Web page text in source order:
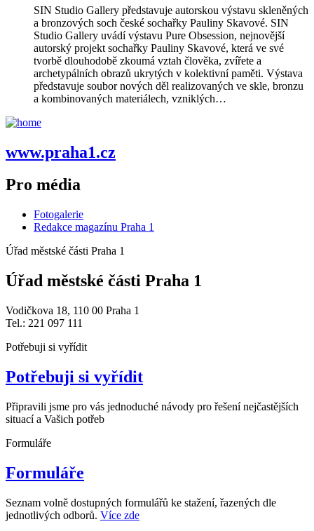
SIN Studio Gallery představuje autorskou výstavu skleněných
a bronzových soch české sochařky Pauliny Skavové. SIN
Studio Gallery uvádí výstavu Pure Obsession, nejnovější
autorský projekt sochařky Pauliny Skavové, která ve své
tvorbě dlouhodobě zkoumá vztah člověka, zvířete a
archetypálních obrazů ukrytých v kolektivní paměti. Výstava
představuje soubor nových děl realizovaných ve skle, bronzu
a kombinovaných materiálech, vzniklých…
www.praha1.cz
Pro média
Fotogalerie
Redakce magazínu Praha 1
Úřad městské části Praha 1
Úřad městské části Praha 1
Vodičkova 18, 110 00 Praha 1
Tel.: 221 097 111
Potřebuji si vyřídit
Potřebuji si vyřídit
Připravili jsme pro vás jednoduché návody pro řešení nejčastějších
situací a Vašich potřeb
Formuláře
Formuláře
Seznam volně dostupných formulářů ke stažení, řazených dle
jednotlivých odborů. Více zde